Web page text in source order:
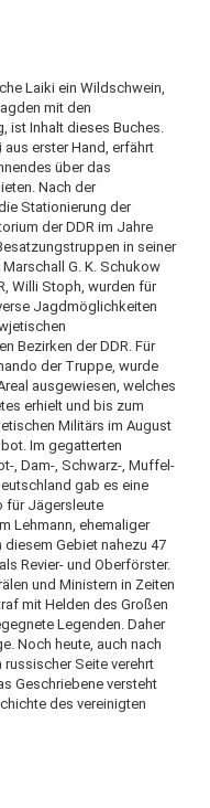
Laiki ein Wildschwein,
mit den
ist Inhalt dieses Buches.
aus erster Hand, erfährt
über das
Nach der
Stationierung der
der DDR im Jahre
in seiner
G. K. Schukow
Willi Stoph, wurden für
Jagdmöglichkeiten
Bezirken der DDR. Für
der Truppe, wurde
ausgewiesen, welches
erhielt und bis zum
Militärs im August
Im gegatterten
, Dam-, Schwarz-, Muffel-
gab es eine
für Jägersleute
Lehmann, ehemaliger
Gebiet nahezu 47
Revier- und Oberförster.
und Ministern in Zeiten
mit Helden des Großen
Legenden. Daher
Noch heute, auch nach
russischer Seite verehrt
Geschriebene versteht
des vereinigten